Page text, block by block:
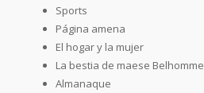
Sports
Página amena
El hogar y la mujer
La bestia de maese Belhomme
Almanaque